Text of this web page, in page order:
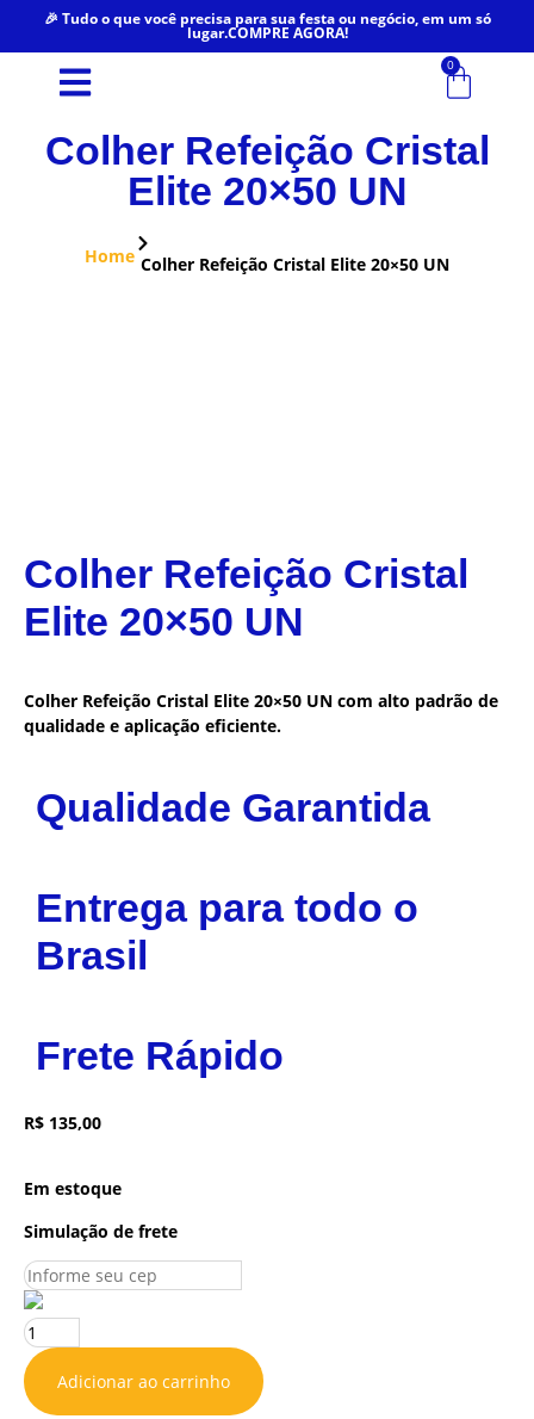
🎉 Tudo o que você precisa para sua festa ou negócio, em um só
lugar.COMPRE AGORA!
0
Colher Refeição Cristal
Elite 20×50 UN
Home Colher Refeição Cristal Elite 20×50 UN
Colher Refeição Cristal
Elite 20×50 UN
Colher Refeição Cristal Elite 20×50 UN com alto padrão de
qualidade e aplicação eficiente.
Qualidade Garantida
Entrega para todo o
Brasil
Frete Rápido
R$ 135,00
Em estoque
Simulação de frete
Adicionar ao carrinho